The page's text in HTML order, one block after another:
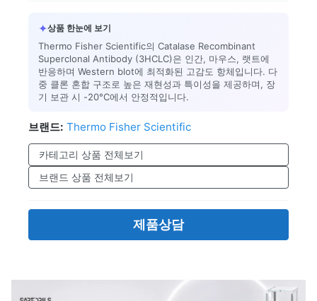
✦상품 한눈에 보기
Thermo Fisher Scientific의 Catalase Recombinant
Superclonal Antibody (3HCLC)은 인간, 마우스, 랫트에
반응하며 Western blot에 최적화된 고감도 항체입니다. 다
중 클론 혼합 구조로 높은 재현성과 특이성을 제공하며, 장
기 보관 시 -20°C에서 안정적입니다.
브랜드: Thermo Fisher Scientific
카테고리 상품 전체보기
브랜드 상품 전체보기
제품상담